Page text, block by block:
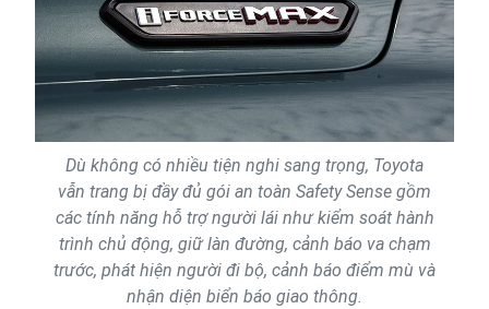
Dù không có nhiều tiện nghi sang trọng, Toyota
vẫn trang bị đầy đủ gói an toàn Safety Sense gồm
các tính năng hỗ trợ người lái như kiểm soát hành
trình chủ động, giữ làn đường, cảnh báo va chạm
trước, phát hiện người đi bộ, cảnh báo điểm mù và
nhận diện biển báo giao thông.